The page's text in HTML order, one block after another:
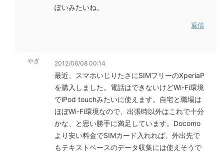
ぽいみたいね。
返信
やぎ 2012/06/08 00:14
最近、スマホいじりたさにSIMフリーのXperiaP
を購入しました。電話はできないけどWi-Fi環境
でiPod touchみたいに使えます。自宅と職場は
ほぼWi-Fi環境なので、出張時以外はこれで十分
かな、と思い勝手に満足しています。Docomo
より安い料金でSIMカード入れれば、外出先で
もテキストベースのデータ収集には使えそうで